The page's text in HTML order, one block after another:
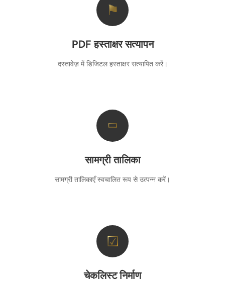
⚑
PDF हस्ताक्षर सत्यापन
दस्तावेज़ में डिजिटल हस्ताक्षर सत्यापित करें।
▭
सामग्री तालिका
सामग्री तालिकाएँ स्वचालित रूप से उत्पन्न करें।
☑
चेकलिस्ट निर्माण